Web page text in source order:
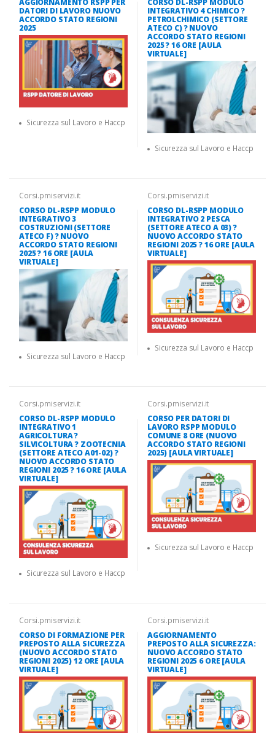
AGGIORNAMENTO RSPP PER
DATORI DI LAVORO NUOVO
ACCORDO STATO REGIONI
2025
Sicurezza sul Lavoro e Haccp
CORSO DL-RSPP MODULO
INTEGRATIVO 4 CHIMICO ?
PETROLCHIMICO (SETTORE
ATECO C) ? NUOVO
ACCORDO STATO REGIONI
2025 ? 16 ORE [AULA
VIRTUALE]
Sicurezza sul Lavoro e Haccp
Corsi.pmiservizi.it
CORSO DL-RSPP MODULO
INTEGRATIVO 3
COSTRUZIONI (SETTORE
ATECO F) ? NUOVO
ACCORDO STATO REGIONI
2025 ? 16 ORE [AULA
VIRTUALE]
Sicurezza sul Lavoro e Haccp
Corsi.pmiservizi.it
CORSO DL-RSPP MODULO
INTEGRATIVO 2 PESCA
(SETTORE ATECO A 03) ?
NUOVO ACCORDO STATO
REGIONI 2025 ? 16 ORE [AULA
VIRTUALE]
Sicurezza sul Lavoro e Haccp
Corsi.pmiservizi.it
CORSO DL-RSPP MODULO
INTEGRATIVO 1
AGRICOLTURA ?
SILVICOLTURA ? ZOOTECNIA
(SETTORE ATECO A01-02) ?
NUOVO ACCORDO STATO
REGIONI 2025 ? 16 ORE [AULA
VIRTUALE]
Sicurezza sul Lavoro e Haccp
Corsi.pmiservizi.it
CORSO PER DATORI DI
LAVORO RSPP MODULO
COMUNE 8 ORE (NUOVO
ACCORDO STATO REGIONI
2025) [AULA VIRTUALE]
Sicurezza sul Lavoro e Haccp
Corsi.pmiservizi.it
CORSO DI FORMAZIONE PER
PREPOSTO ALLA SICUREZZA
(NUOVO ACCORDO STATO
REGIONI 2025) 12 ORE [AULA
VIRTUALE]
Corsi.pmiservizi.it
AGGIORNAMENTO
PREPOSTO ALLA SICUREZZA:
NUOVO ACCORDO STATO
REGIONI 2025 6 ORE [AULA
VIRTUALE]